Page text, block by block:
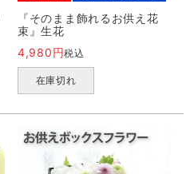
『そのまま飾れるお供え花
束』生花
4,980
税込
在庫切れ